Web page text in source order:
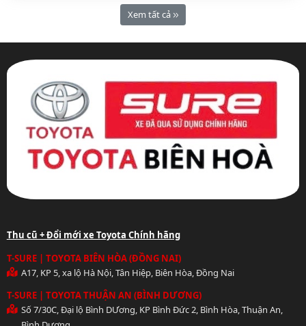
Xem tất cả
Thu cũ + Đổi mới xe Toyota Chính hãng
T-SURE | TOYOTA BIÊN HÒA (ĐỒNG NAI)
A17, KP 5, xa lộ Hà Nội, Tân Hiệp, Biên Hòa, Đồng Nai
T-SURE | TOYOTA THUẬN AN (BÌNH DƯƠNG)
Số 7/30C, Đại lộ Bình DƯơng, KP Bình Đức 2, Bình Hòa, Thuận An,